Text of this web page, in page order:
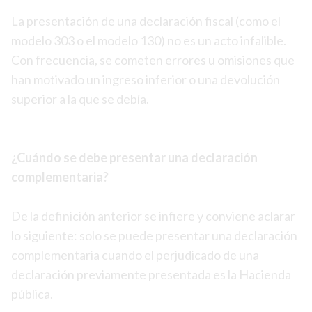
La presentación de una declaración fiscal (como el
modelo 303 o el modelo 130) no es un acto infalible.
Con frecuencia, se cometen errores u omisiones que
han motivado un ingreso inferior o una devolución
superior a la que se debía.
¿Cuándo se debe presentar una declaración
complementaria?
De la definición anterior se infiere y conviene aclarar
lo siguiente: solo se puede presentar una declaración
complementaria cuando el perjudicado de una
declaración previamente presentada es la Hacienda
pública.